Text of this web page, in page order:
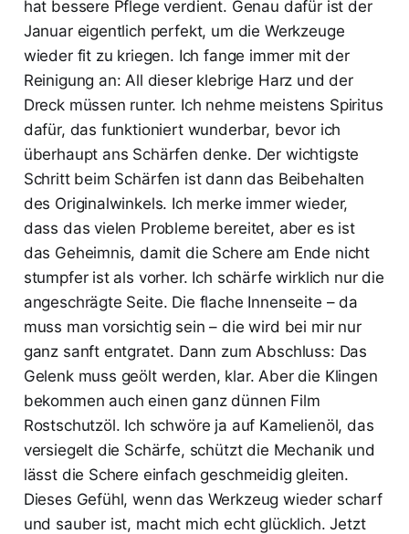
hat bessere Pflege verdient. Genau dafür ist der
Januar eigentlich perfekt, um die Werkzeuge
wieder fit zu kriegen. Ich fange immer mit der
Reinigung an: All dieser klebrige Harz und der
Dreck müssen runter. Ich nehme meistens Spiritus
dafür, das funktioniert wunderbar, bevor ich
überhaupt ans Schärfen denke. Der wichtigste
Schritt beim Schärfen ist dann das Beibehalten
des Originalwinkels. Ich merke immer wieder,
dass das vielen Probleme bereitet, aber es ist
das Geheimnis, damit die Schere am Ende nicht
stumpfer ist als vorher. Ich schärfe wirklich nur die
angeschrägte Seite. Die flache Innenseite – da
muss man vorsichtig sein – die wird bei mir nur
ganz sanft entgratet. Dann zum Abschluss: Das
Gelenk muss geölt werden, klar. Aber die Klingen
bekommen auch einen ganz dünnen Film
Rostschutzöl. Ich schwöre ja auf Kamelienöl, das
versiegelt die Schärfe, schützt die Mechanik und
lässt die Schere einfach geschmeidig gleiten.
Dieses Gefühl, wenn das Werkzeug wieder scharf
und sauber ist, macht mich echt glücklich. Jetzt